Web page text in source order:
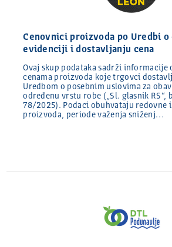
Cenovnici proizvoda po Uredbi o
evidenciji i dostavljanju cena
Ovaj skup podataka sadrži informacije
cenama proizvoda koje trgovci
Uredbom o posebnim uslovima za
određenu vrstu robe („Sl. glasnik RS“,
78/2025). Podaci obuhvataju redovne i
proizvoda, periode važenja sniženj…